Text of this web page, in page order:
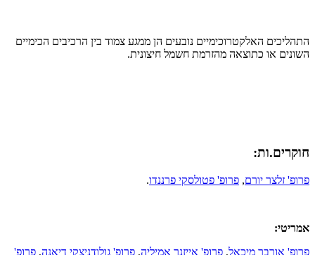
התהליכים האלקטרוכימיים נובעים הן ממגע צמוד בין הרכיבים הכימיים
השונים או כתוצאה מהזרמת חשמל חיצונית.
חוקרים.ות:
פרופ' זלצר יורם, פרופ' פטולסקי פרננדו.
אמריטי:
פרופ' אורבך מיכאל, פרופ' אייזנר אמיליה, ​ פרופ' גולודניצקי דיאנה, פרופ'